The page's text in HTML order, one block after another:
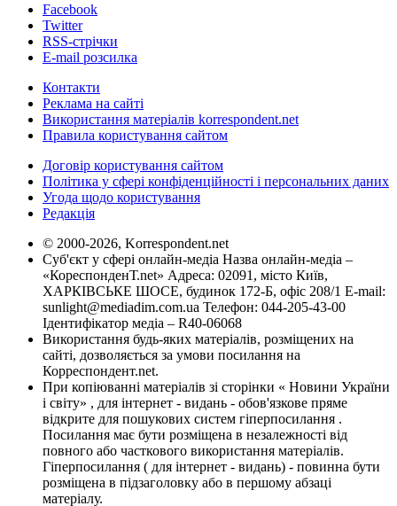
Facebook
Twitter
RSS-стрічки
E-mail розсилка
Контакти
Реклама на сайті
Використання матеріалів korrespondent.net
Правила користування сайтом
Договір користування сайтом
Політика у сфері конфіденційності і персональних даних
Угода щодо користування
Редакція
© 2000-2026, Korrespondent.net
Суб'єкт у сфері онлайн-медіа Назва онлайн-медіа –
«КореспонденТ.net» Адреса: 02091, місто Київ,
ХАРКІВСЬКЕ ШОСЕ, будинок 172-Б, офіс 208/1 E-mail:
sunlight@mediadim.com.ua Телефон: 044-205-43-00
Ідентифікатор медіа – R40-06068
Використання будь-яких матеріалів, розміщених на
сайті, дозволяється за умови посилання на
Корреспондент.net.
При копіюванні матеріалів зі сторінки « Новини України
і світу» , для інтернет - видань - обов'язкове пряме
відкрите для пошукових систем гіперпосилання .
Посилання має бути розміщена в незалежності від
повного або часткового використання матеріалів.
Гіперпосилання ( для інтернет - видань) - повинна бути
розміщена в підзаголовку або в першому абзаці
матеріалу.